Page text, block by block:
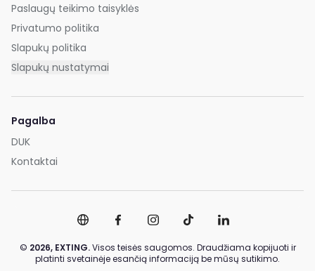
Paslaugų teikimo taisyklės
Privatumo politika
Slapukų politika
Slapukų nustatymai
Pagalba
DUK
Kontaktai
© 2026, EXTING.Visos teisės saugomos. Draudžiama kopijuoti ir
platinti svetainėje esančią informaciją be mūsų sutikimo.